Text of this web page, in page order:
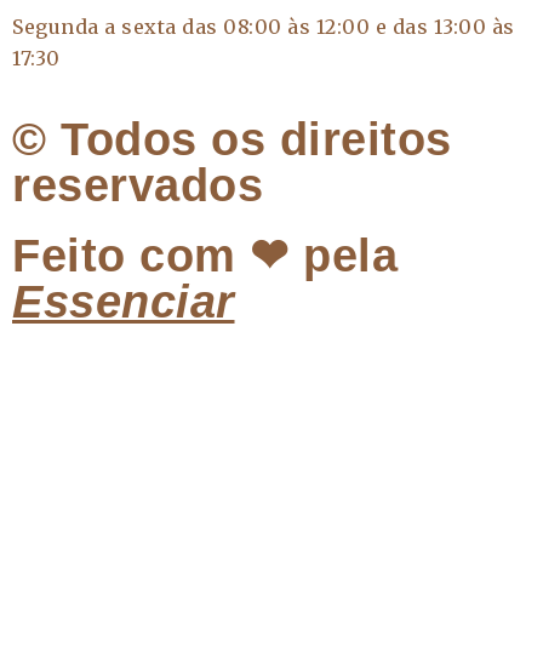
Segunda a sexta das 08:00 às 12:00 e das 13:00 às
17:30
© Todos os direitos
reservados
Feito com ❤ pela
Essenciar